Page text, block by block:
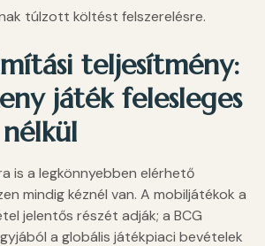
túlzott költést felszerelésre.
teljesítmény:
játék felesleges
is a legkönnyebben elérhető
mindig kéznél van. A mobiljátékok a
jelentős részét adják; a BCG
a globális játékpiaci bevételek